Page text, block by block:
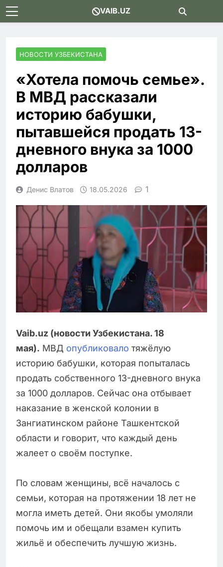
Skip
to
VAIB.UZ
НОВОСТИ УЗБЕКИСТАНА
«Хотела помочь семье».
В МВД рассказали
историю бабушки,
пытавшейся продать 13-
дневного внука за 1000
долларов
Денис Влатов 18.05.2026 1
Vaib.uz (новости Узбекистана. 18
мая). МВД опубликовало тяжёлую
историю бабушки, которая попыталась
продать собственного 13-дневного внука
за 1000 долларов. Сейчас она отбывает
наказание в женской колонии в
Зангиатинском районе Ташкентской
области и говорит, что каждый день
жалеет о своём поступке.
По словам женщины, всё началось с
семьи, которая на протяжении 18 лет не
могла иметь детей. Они якобы умоляли
помочь им и обещали взамен купить
жильё и обеспечить лучшую жизнь.